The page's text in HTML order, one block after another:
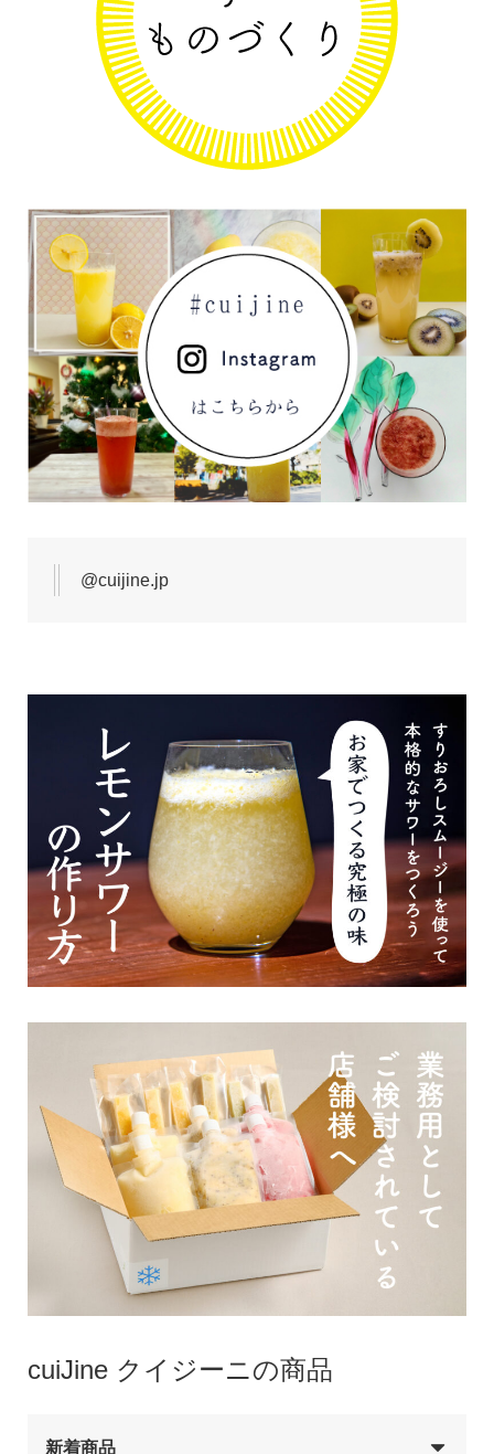
@cuijine.jp
cuiJine クイジーニの商品
新着商品